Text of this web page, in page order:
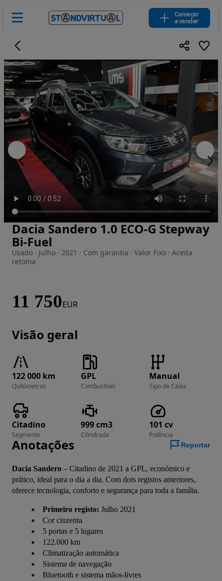
Começar
a vender
Imagem 1 de 24
Dacia Sandero 1.0 ECO-G Stepway
Bi-Fuel
Usado · Julho · 2021 · Com garantia · Valor Fixo · Aceita
retoma
11 750EUR
Visão geral
122 000 km
Quilómetros
GPL
Combustível
Manual
Tipo de Caixa
Citadino
Segmento
999 cm3
Cilindrada
101 cv
Potência
Anotações Reportar
Dacia Sandero – Citadino de 2021 a GPL, económico e
prático, ideal para o dia a dia. Com dois registos anteriores,
oferece tecnologia, conforto e segurança para toda a família.
Primeiro registo: Julho 2021
Cor cinzenta
5 portas e 5 lugares
122.000 km
Climatização automática
Sistema de navegação
Bluetooth e sistema mãos-livres